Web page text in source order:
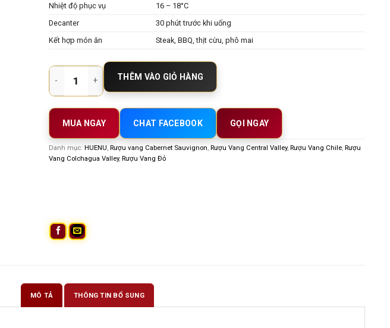
Nhiệt độ phục vụ
16 – 18°C
Decanter
30 phút trước khi uống
Kết hợp món ăn
Steak, BBQ, thịt cừu, phô mai
Huenu Reserva Cabernet Sauvignon – Rượu Vang Đỏ Chile Đậm Đà Từ Colchagua Valley số
THÊM VÀO GIỎ HÀNG
MUA NGAY CHAT FACEBOOK GỌI NGAY
Danh mục: HUENU Rượu vang Cabernet Sauvignon Rượu Vang Central Valley, Rượu Vang Chile, Rượu
Vang Colchagua Valley, Rượu Vang Đỏ
MÔ TẢ THÔNG TIN BỔ SUNG